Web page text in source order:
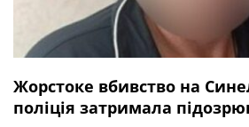
Жорстоке вбивство на
поліція затримала